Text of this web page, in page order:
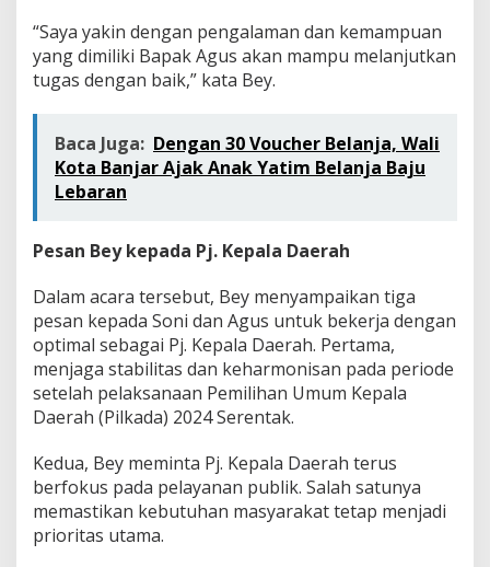
“Saya yakin dengan pengalaman dan kemampuan
yang dimiliki Bapak Agus akan mampu melanjutkan
tugas dengan baik,” kata Bey.
Baca Juga: Dengan 30 Voucher Belanja, Wali
Kota Banjar Ajak Anak Yatim Belanja Baju
Lebaran
Pesan Bey kepada Pj. Kepala Daerah
Dalam acara tersebut, Bey menyampaikan tiga
pesan kepada Soni dan Agus untuk bekerja dengan
optimal sebagai Pj. Kepala Daerah. Pertama,
menjaga stabilitas dan keharmonisan pada periode
setelah pelaksanaan Pemilihan Umum Kepala
Daerah (Pilkada) 2024 Serentak.
Kedua, Bey meminta Pj. Kepala Daerah terus
berfokus pada pelayanan publik. Salah satunya
memastikan kebutuhan masyarakat tetap menjadi
prioritas utama.